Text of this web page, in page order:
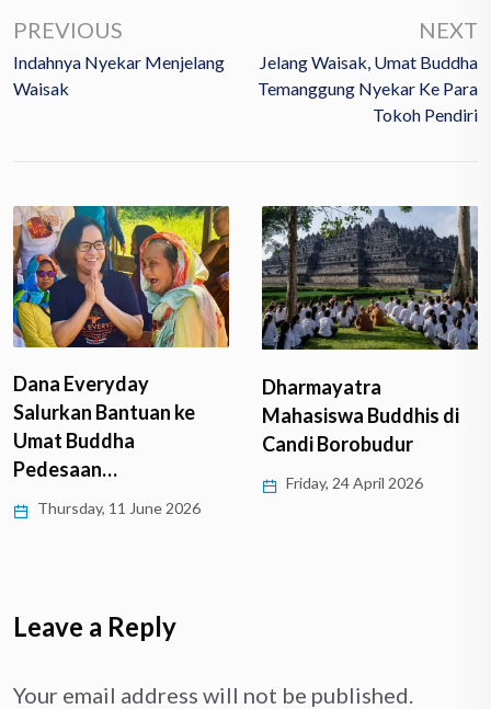
PREVIOUS
Indahnya Nyekar Menjelang
Waisak
NEXT
Jelang Waisak, Umat Buddha
Temanggung Nyekar Ke Para
Tokoh Pendiri
Dana Everyday
Salurkan Bantuan ke
Umat Buddha
Pedesaan…
Thursday, 11 June 2026
Dharmayatra
Mahasiswa Buddhis di
Candi Borobudur
Friday, 24 April 2026
Leave a Reply
Your email address will not be published.